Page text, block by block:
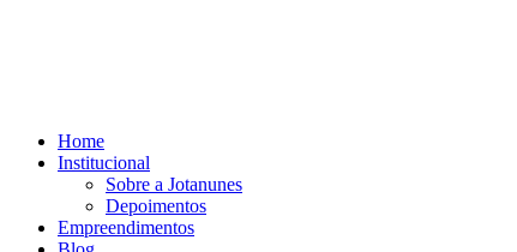
Home
Institucional
Sobre a Jotanunes
Depoimentos
Empreendimentos